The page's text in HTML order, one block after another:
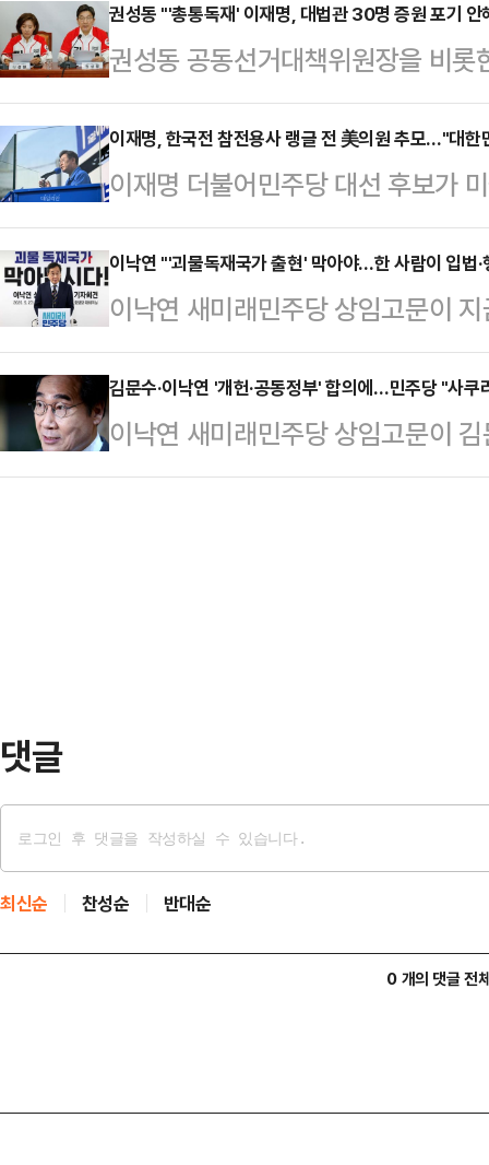
장은 27일 오전 국회에서 열린 선
만나 '윤상현 의원 선대위원장 임명
에 "작은 차이를 극복하고 함께하는
생각이 있는 분들이 제기하는 문제
서 국민의힘은 전날 저녁 윤상현 의
인선안을 발표했다. 윤재옥 본부장
권성동 "'총통독재' 이재명, 대법관 30명 증원 포기
권성동 공동선거대책위원장을 비
른바 '사법부 흔들기' 행위 규탄에
선 후보의 '총통독재'를 막으려면
돼야 한다며 국민들에게 투표를 호
전 국회에서 국민의힘 국회의원 일
시 30분 전직 대법관과 헌법재판관
1004명의 전현직 법조인 및 교수
서를 파괴하는 민주당 이재명 …
이재명, 한국전 참전용사 랭글 전 美의원 추모…"대한
이재명 더불어민주당 대선 후보가
전 미국 하원의원의 별세에 대해 "
명 후보는 27일 페이스북에 "한미
원의원이 세상을 떠났다"며 이 같
참전용사이자 대한민국의 진정한
간 미 의회에서 활동하며 코리아 코
을 발의했다"며 "그는 대한민국 분
꾸어준 소중한 …
이낙연 "'괴물독재국가 출현' 막아야…한 사람이 입법·
이낙연 새미래민주당 상임고문이
한 '괴물독재국가 출현 저지'가 당
라고 천명했다. 21대 대선을 불과
민의힘 대선 후보와의 연대를 선언
독재 국가 출현을 막는데 그가 가장
김문수·이낙연 '개헌·공동정부' 합의에…민주당 "사쿠
이낙연 새미래민주당 상임고문이
부 구성'을 핵심 내용으로 선거 연
댓글
최신순 찬성순 반대순
0 개의 댓글 전